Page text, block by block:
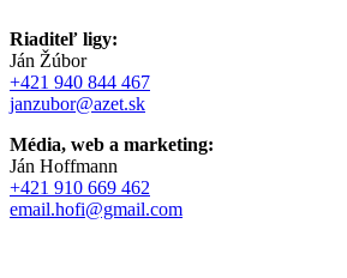
Riaditeľ ligy:
Ján Žúbor
+421 940 844 467
janzubor@azet.sk
Média, web a marketing:
Ján Hoffmann
+421 910 669 462
email.hofi@gmail.com